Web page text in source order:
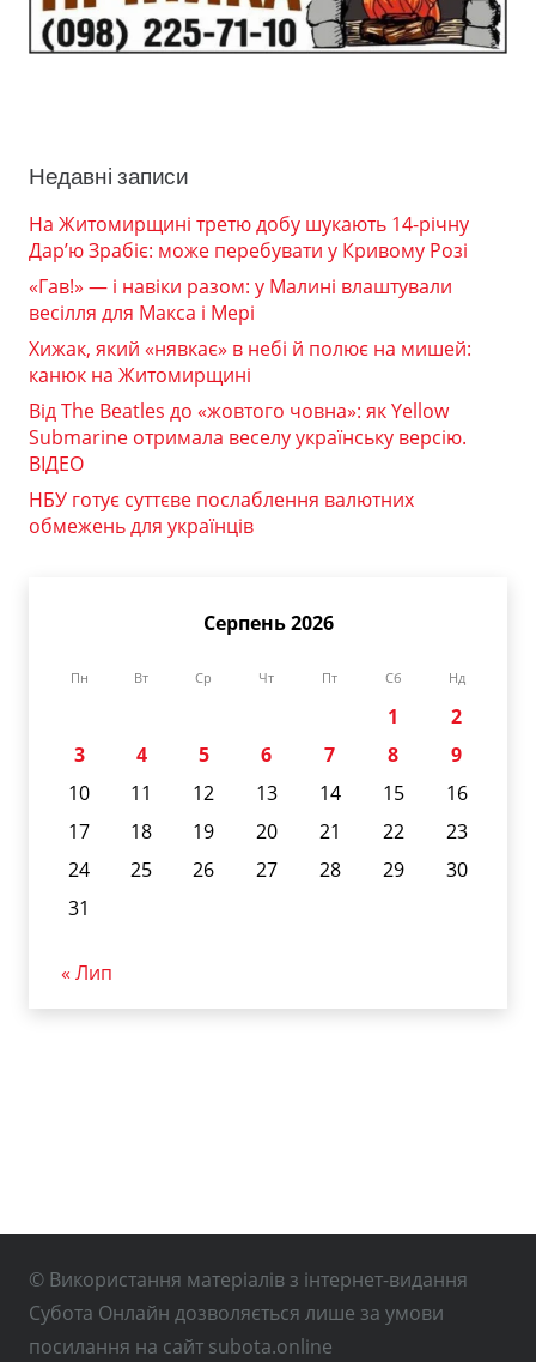
Недавні записи
На Житомирщині третю добу шукають 14-річну
Дар’ю Зрабіє: може перебувати у Кривому Розі
«Гав!» — і навіки разом: у Малині влаштували
весілля для Макса і Мері
Хижак, який «нявкає» в небі й полює на мишей:
канюк на Житомирщині
Від The Beatles до «жовтого човна»: як Yellow
Submarine отримала веселу українську версію.
ВІДЕО
НБУ готує суттєве послаблення валютних
обмежень для українців
Серпень 2026
Пн Вт Ср Чт Пт Сб Нд
1
2
3
4 5 6 7 8
9
10
11 12 13 14 15
16
17
18 19 20 21 22
23
24
25 26 27 28 29
30
31
« Лип
© Використання матеріалів з інтернет-видання
Субота Онлайн дозволяється лише за умови
посилання на сайт subota.online